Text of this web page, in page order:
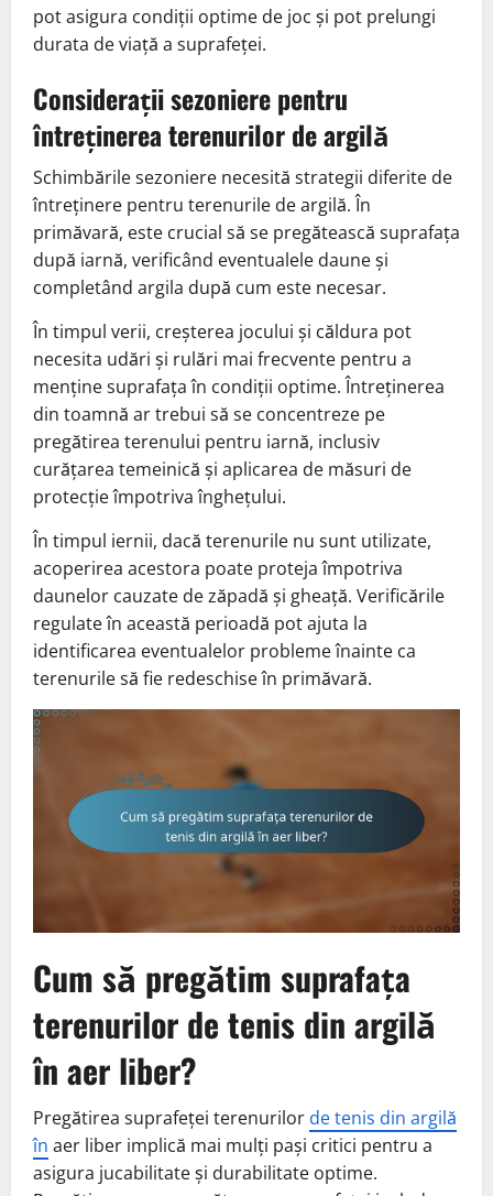
pot asigura condiții optime de joc și pot prelungi
durata de viață a suprafeței.
Considerații sezoniere pentru
întreținerea terenurilor de argilă
Schimbările sezoniere necesită strategii diferite de
întreținere pentru terenurile de argilă. În
primăvară, este crucial să se pregătească suprafața
după iarnă, verificând eventualele daune și
completând argila după cum este necesar.
În timpul verii, creșterea jocului și căldura pot
necesita udări și rulări mai frecvente pentru a
menține suprafața în condiții optime. Întreținerea
din toamnă ar trebui să se concentreze pe
pregătirea terenului pentru iarnă, inclusiv
curățarea temeinică și aplicarea de măsuri de
protecție împotriva înghețului.
În timpul iernii, dacă terenurile nu sunt utilizate,
acoperirea acestora poate proteja împotriva
daunelor cauzate de zăpadă și gheață. Verificările
regulate în această perioadă pot ajuta la
identificarea eventualelor probleme înainte ca
terenurile să fie redeschise în primăvară.
Cum să pregătim suprafața
terenurilor de tenis din argilă
în aer liber?
Pregătirea suprafeței terenurilor de tenis din argilă
în aer liber implică mai mulți pași critici pentru a
asigura jucabilitate și durabilitate optime.